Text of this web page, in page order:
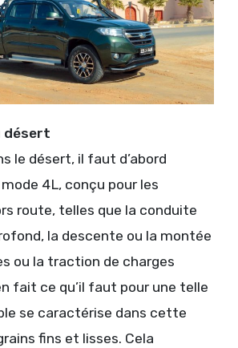
désert
le désert, il faut d’abord
4L, conçu pour les
route, telles que la conduite
la descente ou la montée
ou la traction de charges
fait ce qu’il faut pour une telle
se caractérise dans cette
fins et lisses. Cela